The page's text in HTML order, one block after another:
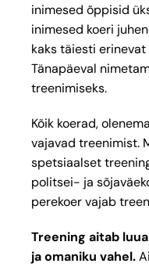
inimesed õppisid
inimesed koeri
kaks täiesti
Tänapäeval
treenimiseks.
Kõik koerad,
vajavad treenimist.
spetsiaalset
politsei- ja
perekoer vajab
Treening aitab
ja omaniku vahel.